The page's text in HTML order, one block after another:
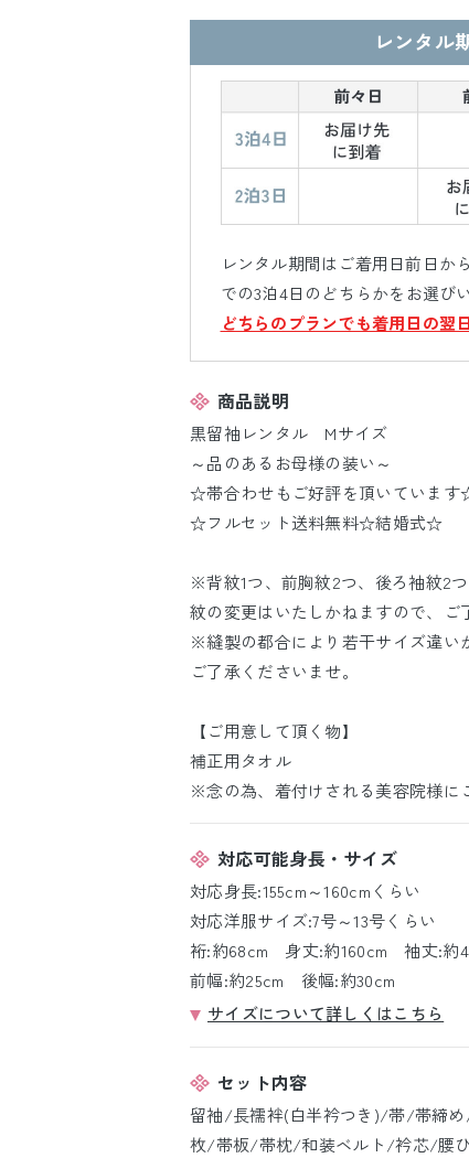
レンタル
レンタル期間はご着用日前日か
での3泊4日のどちらかをお選び
どちらのプランでも着用日の翌
商品説明
黒留袖レンタル Mサイズ
～品のあるお母様の装い～
☆帯合わせもご好評を頂いていま
☆フルセット送料無料☆結婚式☆
※背紋1つ、前胸紋2つ、後ろ袖紋2つ
紋の変更はいたしかねますので、ご
※縫製の都合により若干サイズ違い
ご了承くださいませ。
【ご用意して頂く物】
補正用タオル
※念の為、着付けされる美容院様に
対応可能身長・サイズ
対応身長:155cm～160cmくらい
対応洋服サイズ:7号～13号くらい
裄:約68cm 身丈:約160cm 袖丈:約
前幅:約25cm 後幅:約30cm
サイズについて詳しくはこちら
セット内容
留袖/長襦袢(白半衿つき)/帯/帯締
枚/帯板/帯枕/和装ベルト/衿芯/腰